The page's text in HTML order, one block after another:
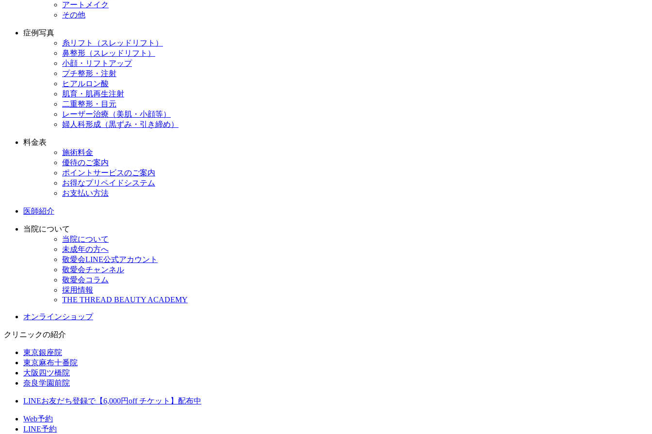
アートメイク
その他
症例写真
糸リフト（スレッドリフト）
鼻整形（スレッドリフト）
小顔・リフトアップ
プチ整形・注射
ヒアルロン酸
肌育・肌再生注射
二重整形・目元
レーザー治療（美肌・小顔等）
婦人科形成（黒ずみ・引き締め）
料金表
施術料金
優待のご案内
ポイントサービスのご案内
お得なプリペイドシステム
お支払い方法
医師紹介
当院について
当院について
未成年の方へ
敬愛会LINE公式アカウント
敬愛会チャンネル
敬愛会コラム
採用情報
THE THREAD BEAUTY ACADEMY
オンラインショップ
クリニックの紹介
東京銀座院
東京麻布十番院
大阪四ツ橋院
奈良学園前院
LINEお友だち登録で【6,000円off チケット】配布中
Web予約
LINE予約